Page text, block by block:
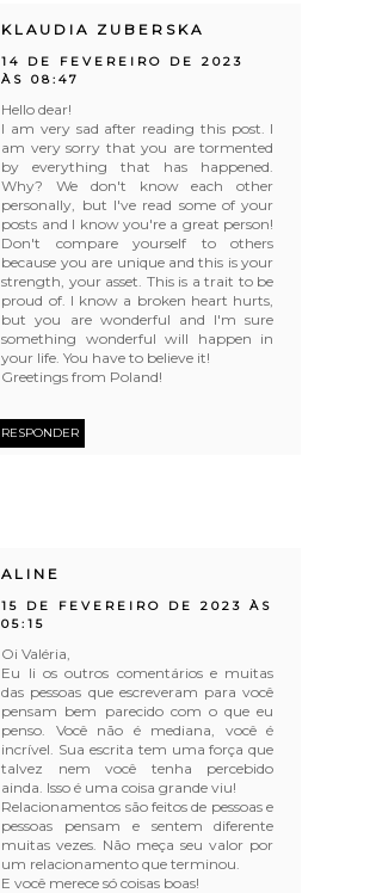
KLAUDIA ZUBERSKA
14 DE FEVEREIRO DE 2023
ÀS 08:47
Hello dear!
I am very sad after reading this post. I
am very sorry that you are tormented
by everything that has happened.
Why? We don't know each other
personally, but I've read some of your
posts and I know you're a great person!
Don't compare yourself to others
because you are unique and this is your
strength, your asset. This is a trait to be
proud of. I know a broken heart hurts,
but you are wonderful and I'm sure
something wonderful will happen in
your life. You have to believe it!
Greetings from Poland!
RESPONDER
ALINE
15 DE FEVEREIRO DE 2023 ÀS
05:15
Oi Valéria,
Eu li os outros comentários e muitas
das pessoas que escreveram para você
pensam bem parecido com o que eu
penso. Você não é mediana, você é
incrível. Sua escrita tem uma força que
talvez nem você tenha percebido
ainda. Isso é uma coisa grande viu!
Relacionamentos são feitos de pessoas e
pessoas pensam e sentem diferente
muitas vezes. Não meça seu valor por
um relacionamento que terminou.
E você merece só coisas boas!